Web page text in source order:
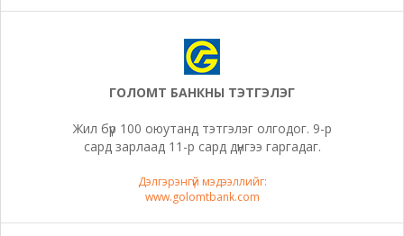
ГОЛОМТ БАНКНЫ ТЭТГЭЛЭГ
Жил бүр 100 оюутанд тэтгэлэг олгодог. 9-р
сард зарлаад 11-р сард дүнгээ гаргадаг.
Дэлгэрэнгүй мэдээллийг:
www.golomtbank.com